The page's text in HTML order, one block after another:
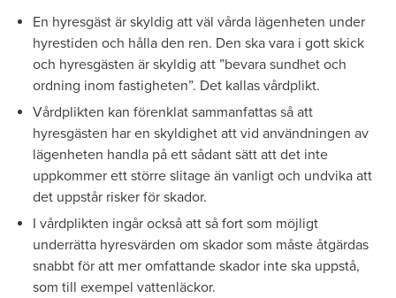
En hyresgäst är skyldig att väl vårda lägenheten under
hyrestiden och hålla den ren. Den ska vara i gott skick
och hyresgästen är skyldig att ”bevara sundhet och
ordning inom fastigheten”. Det kallas vårdplikt.
Vårdplikten kan förenklat sammanfattas så att
hyresgästen har en skyldighet att vid användningen av
lägenheten handla på ett sådant sätt att det inte
uppkommer ett större slitage än vanligt och undvika att
det uppstår risker för skador.
I vårdplikten ingår också att så fort som möjligt
underrätta hyresvärden om skador som måste åtgärdas
snabbt för att mer omfattande skador inte ska uppstå,
som till exempel vattenläckor.